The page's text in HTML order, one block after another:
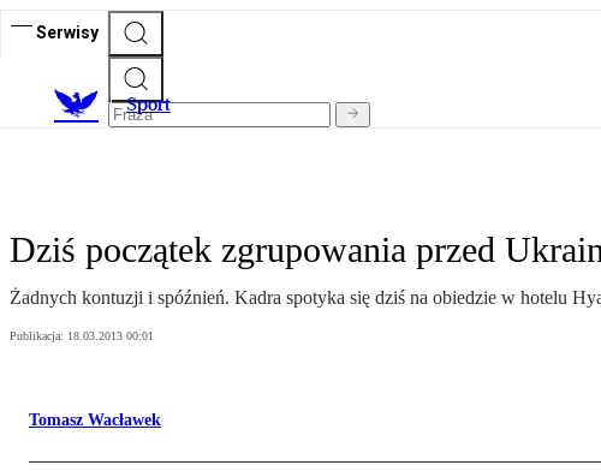
Serwisy
Sport
Dziś początek zgrupowania przed
Żadnych kontuzji i spóźnień. Kadra spotyka się dziś na obiedzie w hotelu
Publikacja: 18.03.2013 00:01
Tomasz Wacławek